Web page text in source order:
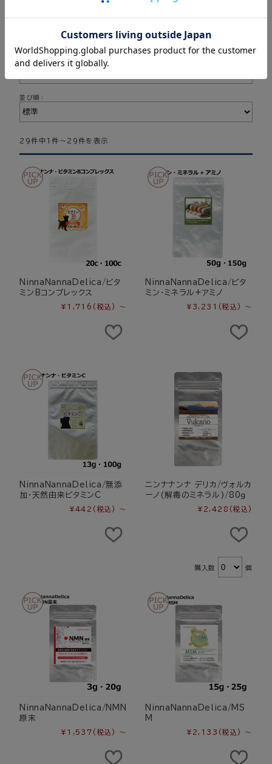
表示切替：
並び順：
29件中1件～29件を表示
NinnaNannaDelica/ビタ
ミンBコンプレックス
¥1,716 (税込) ～
NinnaNannaDelica/ビタ
ミン・ミネラル+アミノ
¥3,231 (税込) ～
NinnaNannaDelica/無添
加・天然由来ビタミンC
¥442 (税込) ～
ニンナナンナ デリカ/ヴォルカ
ーノ(解毒のミネラル)/80ｇ
¥2,428 (税込)
購入数 個
NinnaNannaDelica/NMN
原末
¥1,537 (税込) ～
NinnaNannaDelica/MS
M
¥2,133 (税込) ～